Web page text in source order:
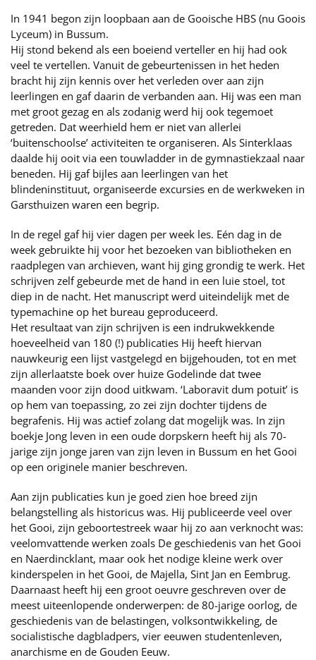
In 1941 begon zijn loopbaan aan de Gooische HBS (nu Goois
Lyceum) in Bussum.
Hij stond bekend als een boeiend verteller en hij had ook
veel te vertellen. Vanuit de gebeurtenissen in het heden
bracht hij zijn kennis over het verleden over aan zijn
leerlingen en gaf daarin de verbanden aan. Hij was een man
met groot gezag en als zodanig werd hij ook tegemoet
getreden. Dat weerhield hem er niet van allerlei
‘buitenschoolse’ activiteiten te organiseren. Als Sinterklaas
daalde hij ooit via een touwladder in de gymnastiekzaal naar
beneden. Hij gaf bijles aan leerlingen van het
blindeninstituut, organiseerde excursies en de werkweken in
Garsthuizen waren een begrip.
In de regel gaf hij vier dagen per week les. Eén dag in de
week gebruikte hij voor het bezoeken van bibliotheken en
raadplegen van archieven, want hij ging grondig te werk. Het
schrijven zelf gebeurde met de hand in een luie stoel, tot
diep in de nacht. Het manuscript werd uiteindelijk met de
typemachine op het bureau geproduceerd.
Het resultaat van zijn schrijven is een indrukwekkende
hoeveelheid van 180 (!) publicaties Hij heeft hiervan
nauwkeurig een lijst vastgelegd en bijgehouden, tot en met
zijn allerlaatste boek over huize Godelinde dat twee
maanden voor zijn dood uitkwam. ‘Laboravit dum potuit’ is
op hem van toepassing, zo zei zijn dochter tijdens de
begrafenis. Hij was actief zolang dat mogelijk was. In zijn
boekje Jong leven in een oude dorpskern heeft hij als 70-
jarige zijn jonge jaren van zijn leven in Bussum en het Gooi
op een originele manier beschreven.
Aan zijn publicaties kun je goed zien hoe breed zijn
belangstelling als historicus was. Hij publiceerde veel over
het Gooi, zijn geboortestreek waar hij zo aan verknocht was:
veelomvattende werken zoals De geschiedenis van het Gooi
en Naerdincklant, maar ook het nodige kleine werk over
kinderspelen in het Gooi, de Majella, Sint Jan en Eembrug.
Daarnaast heeft hij een groot oeuvre geschreven over de
meest uiteenlopende onderwerpen: de 80-jarige oorlog, de
geschiedenis van de belastingen, volksontwikkeling, de
socialistische dagbladpers, vier eeuwen studentenleven,
anarchisme en de Gouden Eeuw.